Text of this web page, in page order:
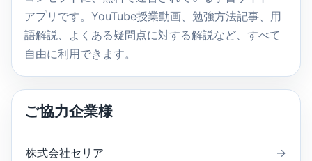
アプリです。YouTube授業動画、勉強方法記事、用
語解説、よくある疑問点に対する解説など、すべて
自由に利用できます。
ご協力企業様
株式会社セリア →